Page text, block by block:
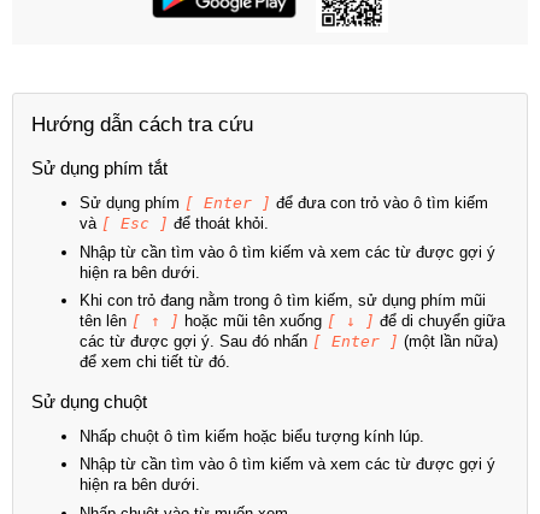
Hướng dẫn cách tra cứu
Sử dụng phím tắt
Sử dụng phím [ Enter ] để đưa con trỏ vào ô tìm kiếm
và [ Esc ] để thoát khỏi.
Nhập từ cần tìm vào ô tìm kiếm và xem các từ được gợi ý
hiện ra bên dưới.
Khi con trỏ đang nằm trong ô tìm kiếm, sử dụng phím mũi
tên lên [ ↑ ] hoặc mũi tên xuống [ ↓ ] để di chuyển giữa
các từ được gợi ý. Sau đó nhấn [ Enter ] (một lần nữa)
để xem chi tiết từ đó.
Sử dụng chuột
Nhấp chuột ô tìm kiếm hoặc biểu tượng kính lúp.
Nhập từ cần tìm vào ô tìm kiếm và xem các từ được gợi ý
hiện ra bên dưới.